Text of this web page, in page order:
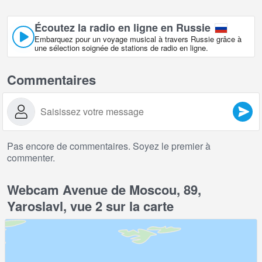
Écoutez la radio en ligne en Russie
Embarquez pour un voyage musical à travers Russie grâce à
une sélection soignée de stations de radio en ligne.
Commentaires
Pas encore de commentaires. Soyez le premier à
commenter.
Webcam Avenue de Moscou, 89,
Yaroslavl, vue 2 sur la carte